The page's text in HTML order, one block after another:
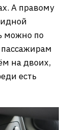
А правому
можно по
на двоих,
есть